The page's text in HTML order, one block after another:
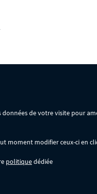
de votre visite pour
moment modifier ceux-ci en
politiquedédiée